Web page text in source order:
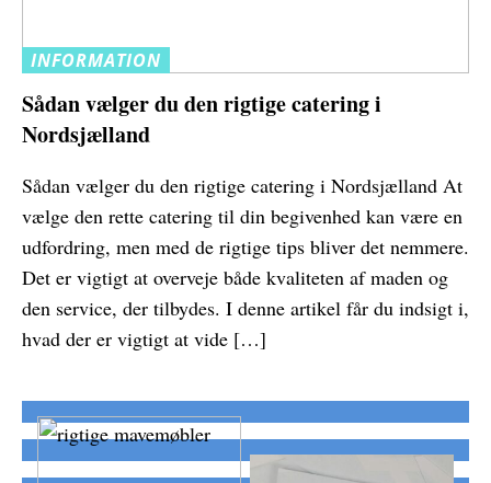
INFORMATION
Sådan vælger du den rigtige catering i
Nordsjælland
Sådan vælger du den rigtige catering i Nordsjælland At
vælge den rette catering til din begivenhed kan være en
udfordring, men med de rigtige tips bliver det nemmere.
Det er vigtigt at overveje både kvaliteten af maden og
den service, der tilbydes. I denne artikel får du indsigt i,
hvad der er vigtigt at vide […]